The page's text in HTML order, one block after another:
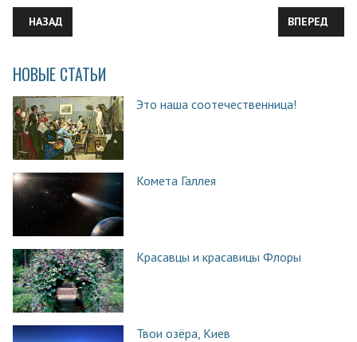
ПРЕДЫДУЩИЙ: СЛОВО РЕДАКТОРА
НАЗАД ВПЕРЕД
НОВЫЕ СТАТЬИ
Это наша соотечественница!
Комета Галлея
Красавцы и красавицы Флоры
Твои озёра, Киев